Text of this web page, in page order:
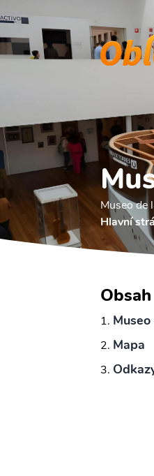
Museo de
Hlavní
Obsah
Mapa